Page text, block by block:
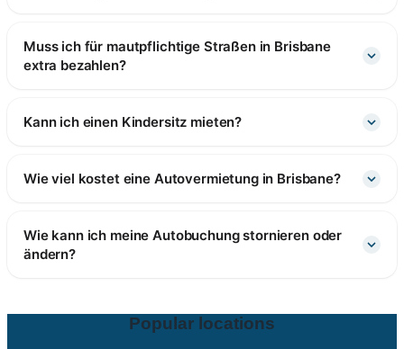
Muss ich für mautpflichtige Straßen in Brisbane
extra bezahlen?
Kann ich einen Kindersitz mieten?
Wie viel kostet eine Autovermietung in Brisbane?
Wie kann ich meine Autobuchung stornieren oder
ändern?
Popular locations